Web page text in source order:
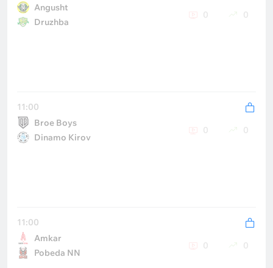
Аngusht
Druzhba
0 0
11:00
Broe Boys
Dinamo Kirov
0 0
11:00
Amkar
Pobeda NN
0 0